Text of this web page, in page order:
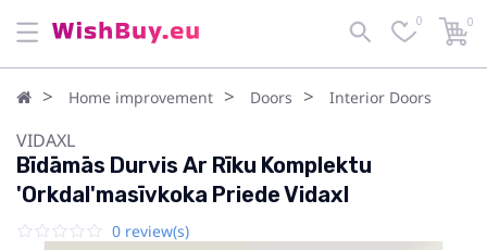
0 0
Home improvement Doors Interior Doors
VIDAXL
Bīdāmās Durvis Ar Rīku Komplektu
'Orkdal'masīvkoka Priede Vidaxl
0 review(s)